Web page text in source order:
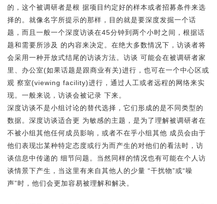
的，这个被调研者是根 据项目约定好的样本或者招募条件来选
择的。就像名字所提示的那样，目的就是要深度发掘一个话
题，而且一般一个深度访谈在45分钟到两个小时之间，根据话
题和需要所涉及 的内容来决定。在绝大多数情况下，访谈者将
会采用一种开放式结尾的访谈方法。访谈 可能会在被调研者家
里、办公室(如果话题是跟商业有关)进行，也可在一个中心区或
观 察室(viewing facility)进行，通过人工或者远程的网络来实
现。一般来说，访谈会被记录 下来。
深度访谈不是小组讨论的替代选择，它们形成的是不同类型的
数据。深度访谈适合更 为敏感的主题，是为了理解被调研者在
不被小组其他任何成员影响，或者不在乎小组其他 成员会由于
他们表现岀某种特定态度或行为而产生的对他们的看法时，访
谈信息中传递的 细节问题。当然同样的情况也有可能在个人访
谈情景下产生，当这里有来自其他人的少量 “干扰物”或“噪
声”时，他们会更加容易被理解和解决。